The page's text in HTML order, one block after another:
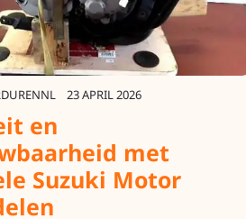
23 APRIL 2026
en
met
Suzuki Motor